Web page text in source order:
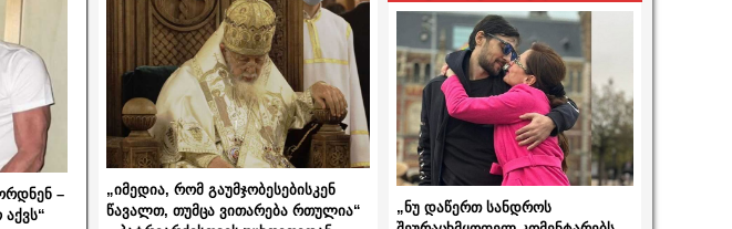
–
„იმედია, რომ გაუმჯობესებისკენ
წავალთ, თუმცა ვითარება რთულია“
„ნუ დაწერთ სანდროს